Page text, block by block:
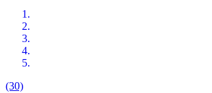
(30)